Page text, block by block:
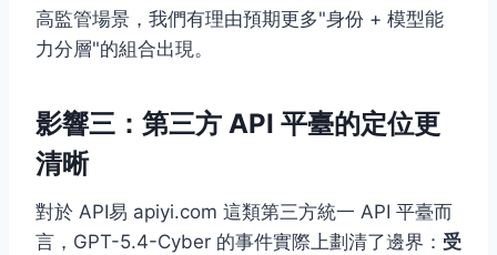
高監管場景，我們有理由預期更多"身份 + 模型能
力分層"的組合出現。
影響三：第三方 API 平臺的定位更
清晰
對於 API易 apiyi.com 這類第三方統一 API 平臺而
言，GPT-5.4-Cyber 的事件實際上劃清了邊界： 受